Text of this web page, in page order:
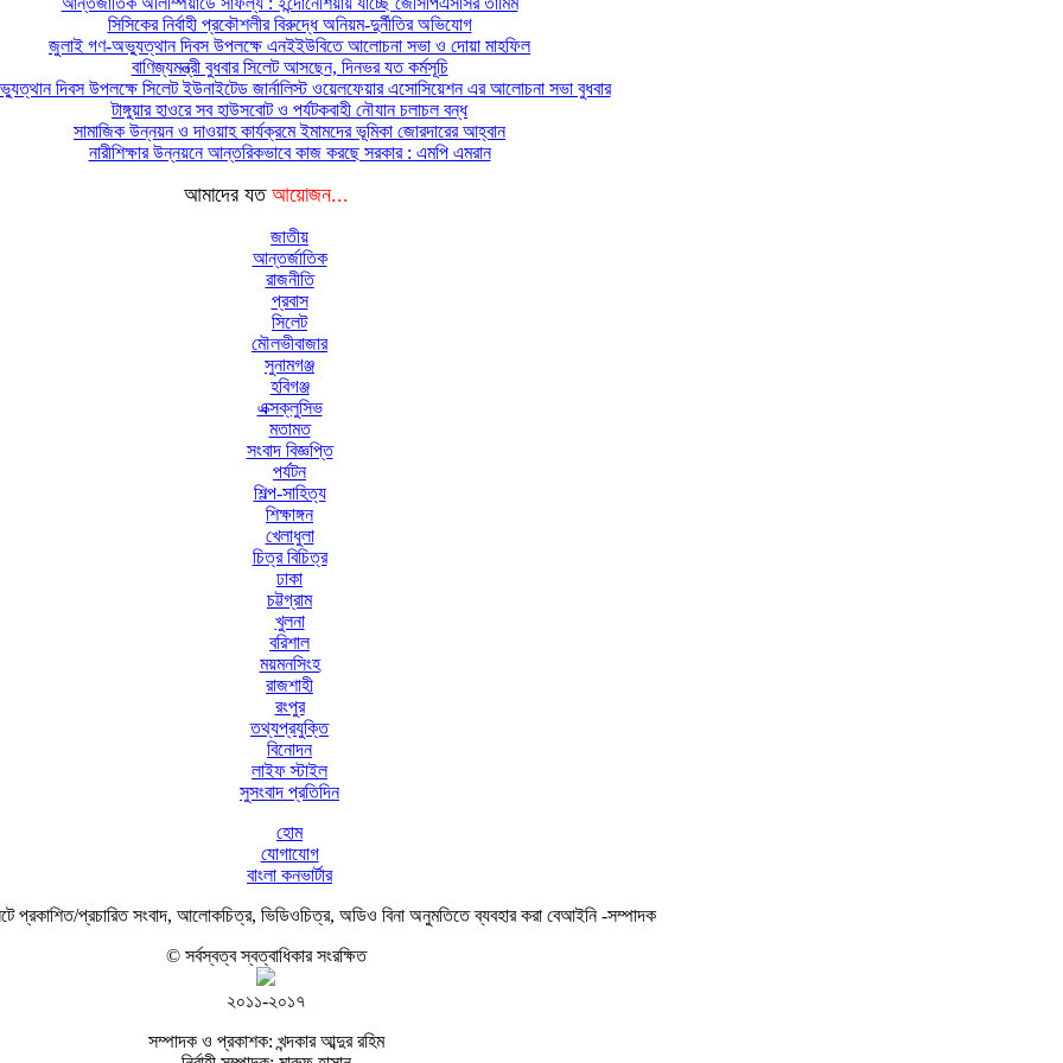
সিসিকের নির্বাহী প্রকৌশলীর বিরুদ্ধে অনিয়ম-দুর্নীতির অভিযোগ
জুলাই গণ-অভ্যুত্থান দিবস উপলক্ষে এনইইউবিতে আলোচনা সভা ও দোয়া মাহফিল
বাণিজ্যমন্ত্রী বুধবার সিলেট আসছেন, দিনভর যত কর্মসূচি
দিবস উপলক্ষে সিলেট ইউনাইটেড জার্নালিস্ট ওয়েলফেয়ার এসোসিয়েশন এর আলোচনা সভা বুধবার
টাঙ্গুয়ার হাওরে সব হাউসবোট ও পর্যটকবাহী নৌযান চলাচল বন্ধ
সামাজিক উন্নয়ন ও দাওয়াহ কার্যক্রমে ইমামদের ভূমিকা জোরদারের আহ্বান
নারীশিক্ষার উন্নয়নে আন্তরিকভাবে কাজ করছে সরকার : এমপি এমরান
আমাদের যত আয়োজন...
জাতীয়
আন্তর্জাতিক
রাজনীতি
প্রবাস
সিলেট
মৌলভীবাজার
সুনামগঞ্জ
হবিগঞ্জ
এক্সক্লুসিভ
মতামত
সংবাদ বিজ্ঞপ্তি
পর্যটন
শিল্প-সাহিত্য
শিক্ষাঙ্গন
খেলাধুলা
চিত্র বিচিত্র
ঢাকা
চট্টগ্রাম
খুলনা
বরিশাল
ময়মনসিংহ
রাজশাহী
রংপুর
তথ্যপ্রযুক্তি
বিনোদন
লাইফ স্টাইল
সুসংবাদ প্রতিদিন
হোম
যোগাযোগ
বাংলা কনভার্টার
প্রকাশিত/প্রচারিত সংবাদ, আলোকচিত্র, ভিডিওচিত্র, অডিও বিনা অনুমতিতে ব্যবহার করা বেআইনি -সম্পাদক
© সর্বস্বত্ব স্বত্বাধিকার সংরক্ষিত
২০১১-২০১৭
সম্পাদক ও প্রকাশক: খন্দকার আব্দুর রহিম